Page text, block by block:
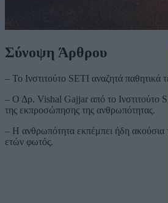
Σύνοψη Άρθρου
– Το Ινστιτούτο SETI αναζητά παθητικά
– Ο Δρ. Vishal Gajjar από το Ινστιτούτο
της εκπροσώπησης της ανθρωπότητας.
– Η ανθρωπότητα εκπέμπει ήδη ακούσια
ετών φωτός.